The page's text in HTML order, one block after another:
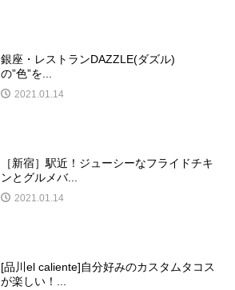
銀座・レストランDAZZLE(ダズル)
の”色”を...
2021.01.14
［新宿］駅近！ジューシーなフライドチキ
ンとグルメバ...
2021.01.14
[品川el caliente]自分好みのカスタムタコス
が楽しい！...